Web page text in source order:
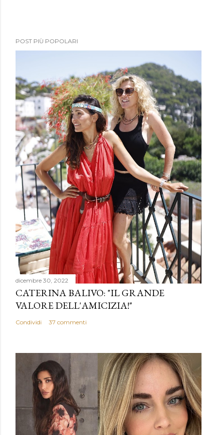
POST PIÙ POPOLARI
dicembre 30, 2022
CATERINA BALIVO: "IL GRANDE
VALORE DELL'AMICIZIA!"
Condividi 37 commenti